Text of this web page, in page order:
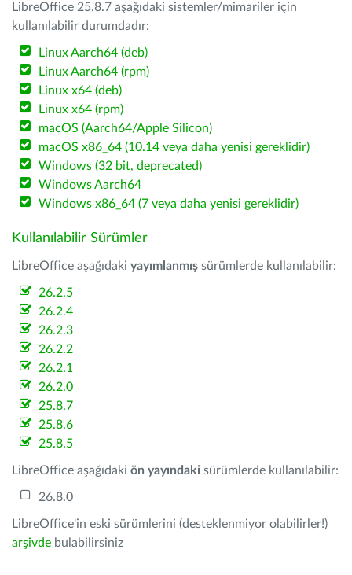
LibreOffice 25.8.7 aşağıdaki sistemler/mimariler için
kullanılabilir durumdadır:
Linux Aarch64 (deb)
Linux Aarch64 (rpm)
Linux x64 (deb)
Linux x64 (rpm)
macOS (Aarch64/Apple Silicon)
macOS x86_64 (10.14 veya daha yenisi gereklidir)
Windows (32 bit, deprecated)
Windows Aarch64
Windows x86_64 (7 veya daha yenisi gereklidir)
Kullanılabilir Sürümler
LibreOffice aşağıdaki yayımlanmış sürümlerde kullanılabilir:
26.2.5
26.2.4
26.2.3
26.2.2
26.2.1
26.2.0
25.8.7
25.8.6
25.8.5
LibreOffice aşağıdaki ön yayındaki sürümlerde kullanılabilir:
26.8.0
LibreOffice'in eski sürümlerini (desteklenmiyor olabilirler!)
arşivde bulabilirsiniz